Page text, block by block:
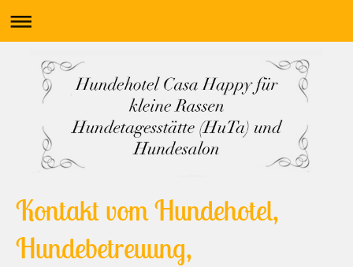
Kontakt vom Hundehotel,
Hundebetreuung,